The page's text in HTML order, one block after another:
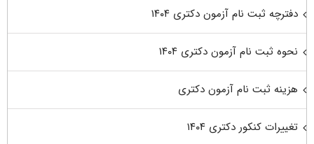
دفترچه ثبت نام آزمون دکتری ۱۴۰۴
نحوه ثبت نام آزمون دکتری ۱۴۰۴
هزینه ثبت نام آزمون دکتری
تغییرات کنکور دکتری ۱۴۰۴